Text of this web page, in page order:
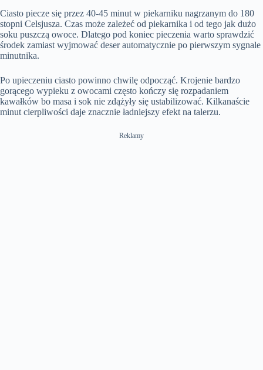
Ciasto piecze się przez 40-45 minut w piekarniku nagrzanym do 180
stopni Celsjusza. Czas może zależeć od piekarnika i od tego jak dużo
soku puszczą owoce. Dlatego pod koniec pieczenia warto sprawdzić
środek zamiast wyjmować deser automatycznie po pierwszym sygnale
minutnika.
Po upieczeniu ciasto powinno chwilę odpocząć. Krojenie bardzo
gorącego wypieku z owocami często kończy się rozpadaniem
kawałków bo masa i sok nie zdążyły się ustabilizować. Kilkanaście
minut cierpliwości daje znacznie ładniejszy efekt na talerzu.
Reklamy